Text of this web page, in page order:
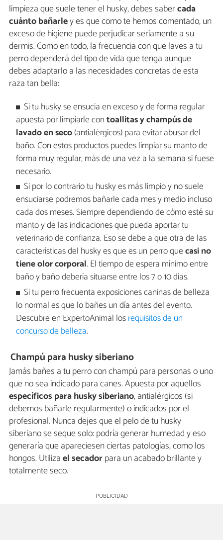
limpieza que suele tener el husky, debes sabercada
cuánto bañarley es que como te hemos comentado, un
exceso de higiene puede perjudicar seriamente a su
dermis. Como en todo, la frecuencia con que laves a tu
perro dependerá del tipo de vida que tenga aunque
debes adaptarlo a las necesidades concretas de esta
raza tan bella:
Si tu husky se ensucia en exceso y de forma regular
apuesta por limpiarle contoallitas y champús de
lavado en seco(antialérgicos) para evitar abusar del
baño. Con estos productos puedes limpiar su manto de
forma muy regular, más de una vez a la semana si fuese
necesario.
Si por lo contrario tu husky es más limpio y no suele
ensuciarse podremos bañarle cada mes y medio incluso
cada dos meses. Siempre dependiendo de cómo esté su
manto y de las indicaciones que pueda aportar tu
veterinario de confianza. Eso se debe a que otra de las
características del husky es que es un perro quecasi no
tiene olor corporal. El tiempo de espera mínimo entre
baño y baño debería situarse entre los 7 o 10 días.
Si tu perro frecuenta exposiciones caninas de belleza
lo normal es que lo bañes un día antes del evento.
Descubre en ExpertoAnimal losrequisitos de un
concurso de belleza.
Champú para husky siberiano
Jamás bañes a tu perro con champú para personas o uno
que no sea indicado para canes. Apuesta por aquellos
específicos para husky siberiano, antialérgicos (si
debemos bañarle regularmente) o indicados por el
profesional. Nunca dejes que el pelo de tu husky
siberiano se seque solo: podría generar humedad y eso
generaría que apareciesen ciertas patologías, como los
hongos. Utilizael secadorpara un acabado brillante y
totalmente seco.